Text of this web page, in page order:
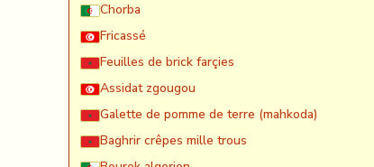
Chorba
Fricassé
Feuilles de brick farçies
Assidat zgougou
Galette de pomme de terre (mahkoda)
Baghrir crêpes mille trous